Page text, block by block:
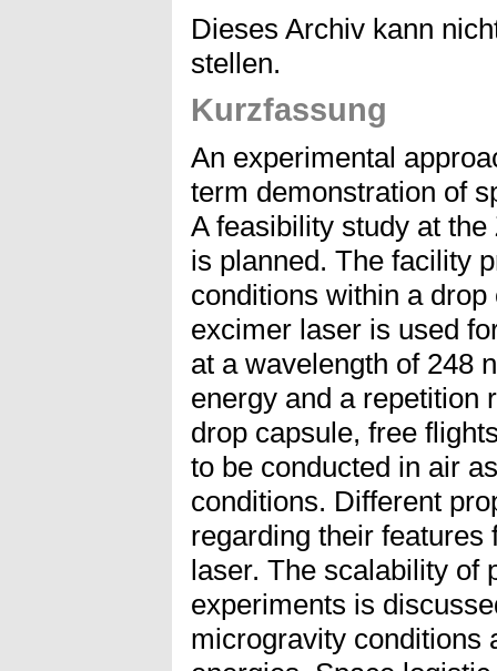
Dieses Archiv kann
stellen.
Kurzfassung
An experimental
term demonstration of
A feasibility study at
is planned. The facility
conditions within a
excimer laser is used
at a wavelength of 248
energy and a repetition
drop capsule, free
to be conducted in air
conditions. Different
regarding their
laser. The scalability of
experiments is
microgravity conditions